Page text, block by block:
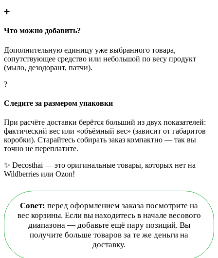
➕
Что можно добавить?
Дополнительную единицу уже выбранного товара,
сопутствующее средство или небольшой по весу продукт
(мыло, дезодорант, патчи).
?
Следите за размером упаковки
При расчёте доставки берётся больший из двух показателей:
фактический вес или «объёмный вес» (зависит от габаритов
коробки). Старайтесь собирать заказ компактно — так вы
точно не переплатите.
✨ Decosthai — это оригинальные товары, которых нет на
Wildberries или Ozon!
Совет: перед оформлением заказа посмотрите на
вес корзины. Если вы находитесь в начале весового
диапазона — добавьте ещё пару позиций. Вы
получите больше товаров за те же деньги на
доставку.